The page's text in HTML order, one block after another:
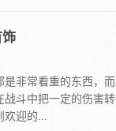
是非常看重的东西，
斗中把一定的伤害
迎的...